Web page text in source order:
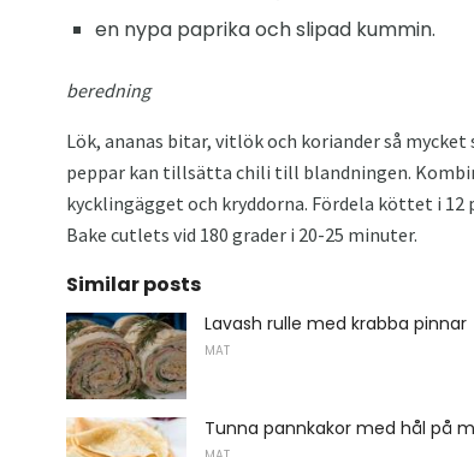
en nypa paprika och slipad kummin.
beredning
Lök, ananas bitar, vitlök och koriander så
peppar kan tillsätta chili till blandningen.
kycklingägget och kryddorna. Fördela köttet i
Bake cutlets vid 180 grader i 20-25 minuter.
Similar posts
Lavash rulle med krabba pinnar
MAT
Tunna pannkakor med hål på